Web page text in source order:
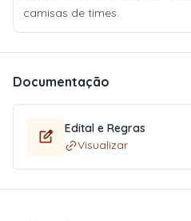
camisas de times.
Documentação
Edital e Regras
Visualizar